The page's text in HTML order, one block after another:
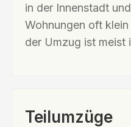
in der Innenstadt
Wohnungen oft
der Umzug ist meist
Teilumzüge